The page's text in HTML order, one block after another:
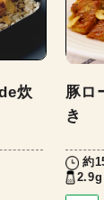
炊
豚ロ
き
約
2.9g